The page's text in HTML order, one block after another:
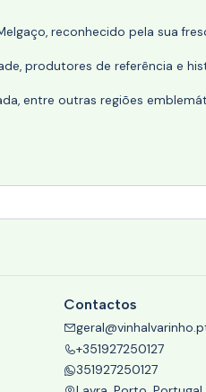
reconhecido pela sua
produtores de referência e
entre outras regiões
Contactos
+351927250127
351927250127